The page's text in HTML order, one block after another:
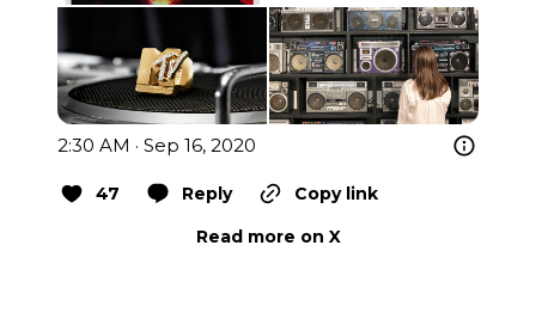
2:30 AM · Sep 16, 2020
47 Reply
Copy link
Read more on X